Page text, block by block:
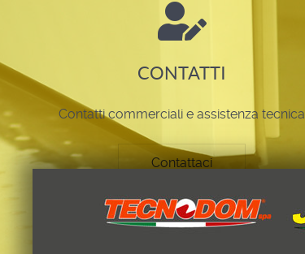
CONTATTI
Contatti commerciali e assistenza tecnica
Contattaci